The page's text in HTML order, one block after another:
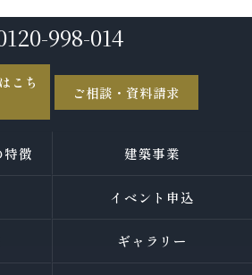
998-014
こち
ご相談・資料請求
徴 建築事業
イベント申込
ギャラリー